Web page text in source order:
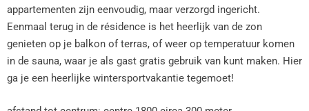
appartementen zijn eenvoudig, maar verzorgd ingericht.
Eenmaal terug in de résidence is het heerlijk van de zon
genieten op je balkon of terras, of weer op temperatuur komen
in de sauna, waar je als gast gratis gebruik van kunt maken. Hier
ga je een heerlijke wintersportvakantie tegemoet!